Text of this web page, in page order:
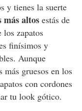
y tienes la suerte
más altosestás de
los zapatos
finísimos y
Aunque
más gruesos en los
con cordones
tu look gótico.